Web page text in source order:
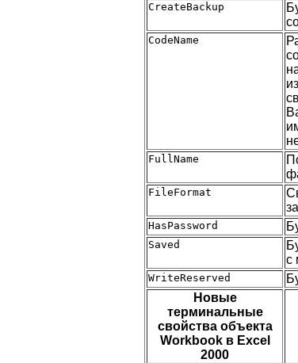
CreateBackup
CodeName
FullName
FileFormat
HasPassword
Saved
с
WriteReserved
Новые
терминальные
свойства объекта
Workbook в Excel
2000